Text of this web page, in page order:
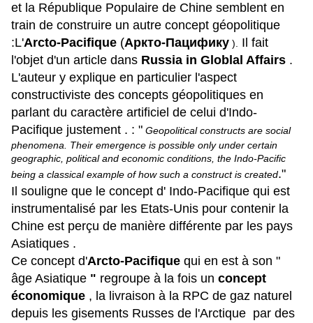
et la République Populaire de Chine semblent en
train de construire un autre concept géopolitique
:L'Arcto-Pacifique (Аркто-Пацифику ).
Il fait
l'objet d'un article dans Russia in Globlal Affairs .
L'auteur y explique en particulier l'aspect
constructiviste des concepts géopolitiques en
parlant du caractère artificiel de celui d'Indo-
Pacifique justement . : " Geopolitical constructs are social
phenomena. Their emergence is possible only under certain
geographic, political and economic conditions, the Indo-Pacific
being a classical example of how such a construct is created."
Il souligne que le concept d' Indo-Pacifique qui est
instrumentalisé par les Etats-Unis pour contenir la
Chine est perçu de manière différente par les pays
Asiatiques .
Ce concept d'Arcto-Pacifique qui en est à son "
âge Asiatique " regroupe à la fois un concept
économique , la livraison à la RPC de gaz naturel
depuis les gisements Russes de l'Arctique par des